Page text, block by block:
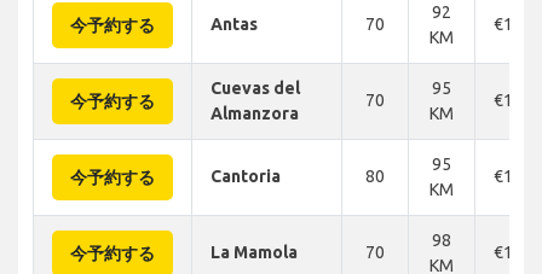
今予約する Antas 70
92
KM
€134
今予約する
Cuevas del
Almanzora
70
95
KM
€150
今予約する Cantoria 80
95
KM
€150
今予約する La Mamola 70
98
KM
€150